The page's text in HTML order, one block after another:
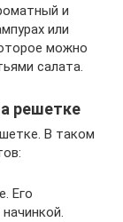
и
или
можно
салата.
решетке
В таком
Его